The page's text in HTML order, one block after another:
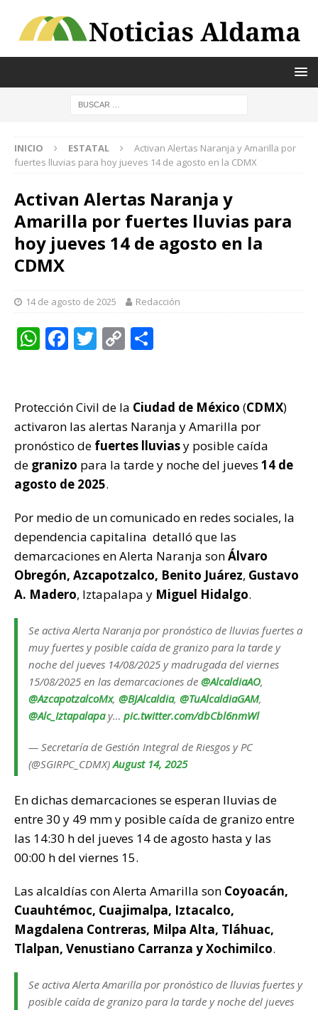
INICIO ESTATAL
Activan Alertas Naranja y Amarilla por
fuertes lluvias para hoy jueves 14 de agosto en la CDMX
Activan Alertas Naranja y
Amarilla por fuertes lluvias para
hoy jueves 14 de agosto en la
CDMX
14 de agosto de 2025 Redacción
W
s
A
p
p
F
e
b
o
o
k
T
te
r
C
y
Li
n
k
p
ar
ti
r
Protección Civil de la Ciudad de México (CDMX)
activaron las alertas Naranja y Amarilla por
pronóstico de fuertes lluviasy posible caída
de granizo para la tarde y noche del jueves 14 de
agosto de 2025.
Por medio de un comunicado en redes sociales, la
dependencia capitalina detalló que las
demarcaciones en Alerta Naranja sonÁlvaro
Obregón, Azcapotzalco, Benito Juárez, Gustavo
A. Madero, Iztapalapa y Miguel Hidalgo.
Se activa Alerta Naranja por pronóstico de lluvias fuertes a
muy fuertes y posible caída de granizo para la tarde y
noche del jueves 14/08/2025 y madrugada del viernes
15/08/2025 en las demarcaciones de @AlcaldiaAO,
@AzcapotzalcoMx, @BJAlcaldia, @TuAlcaldiaGAM,
@Alc_Iztapalapay… pic.twitter.com/dbCbl6nmWl
— Secretaría de Gestión Integral de Riesgos y PC
(@SGIRPC_CDMX)August 14, 2025
En dichas demarcaciones se esperan lluvias de
entre 30 y 49 mm y posible caída de granizo entre
las 14:30 h del jueves 14 de agosto hasta y las
00:00 h del viernes 15.
Las alcaldías con Alerta Amarilla son Coyoacán,
Cuauhtémoc, Cuajimalpa, Iztacalco,
Magdalena Contreras, Milpa Alta, Tláhuac,
Tlalpan, Venustiano Carranza y Xochimilco.
Se activa Alerta Amarilla por pronóstico de lluvias fuertes y
posible caída de granizo para la tarde y noche del jueves